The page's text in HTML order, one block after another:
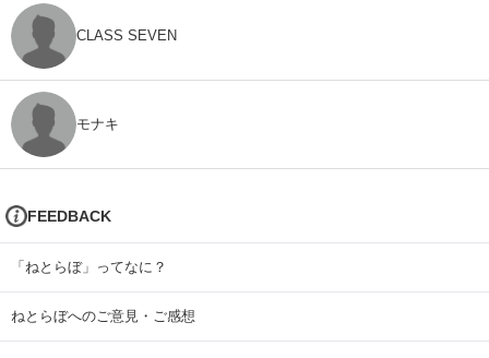
CLASS SEVEN
モナキ
FEEDBACK
「ねとらぼ」ってなに？
ねとらぼへのご意見・ご感想